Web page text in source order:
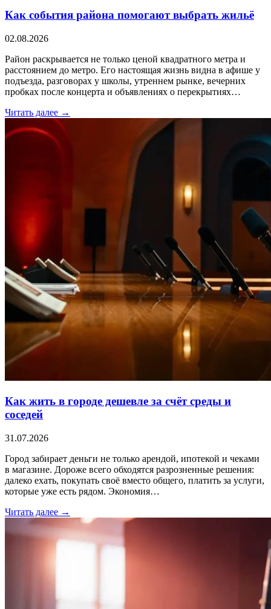
Как события района помогают выбрать жильё
02.08.2026
Район раскрывается не только ценой квадратного метра и
расстоянием до метро. Его настоящая жизнь видна в афише у
подъезда, разговорах у школы, утреннем рынке, вечерних
пробках после концерта и объявлениях о перекрытиях…
Читать далее →
Как жить в городе дешевле за счёт среды и
соседей
31.07.2026
Город забирает деньги не только арендой, ипотекой и чеками
в магазине. Дороже всего обходятся разрозненные решения:
далеко ехать, покупать своё вместо общего, платить за услуги,
которые уже есть рядом. Экономия…
Читать далее →